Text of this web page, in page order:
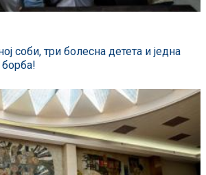
соби, три болесна детета и једна
борба!